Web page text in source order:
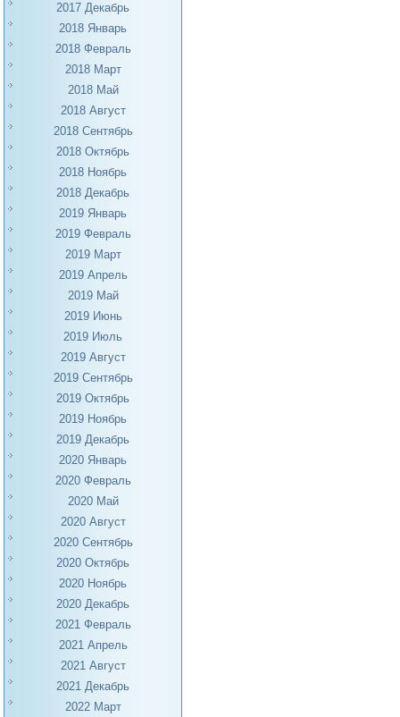
2017 Декабрь
2018 Январь
2018 Февраль
2018 Март
2018 Май
2018 Август
2018 Сентябрь
2018 Октябрь
2018 Ноябрь
2018 Декабрь
2019 Январь
2019 Февраль
2019 Март
2019 Апрель
2019 Май
2019 Июнь
2019 Июль
2019 Август
2019 Сентябрь
2019 Октябрь
2019 Ноябрь
2019 Декабрь
2020 Январь
2020 Февраль
2020 Май
2020 Август
2020 Сентябрь
2020 Октябрь
2020 Ноябрь
2020 Декабрь
2021 Февраль
2021 Апрель
2021 Август
2021 Декабрь
2022 Март